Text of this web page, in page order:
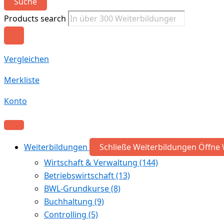
Products search
Vergleichen
Merkliste
Konto
Weiterbildungen Schließe Weiterbildungen Öffne
Wirtschaft & Verwaltung (144)
Betriebswirtschaft(13)
BWL-Grundkurse(8)
Buchhaltung (9)
Controlling (5)